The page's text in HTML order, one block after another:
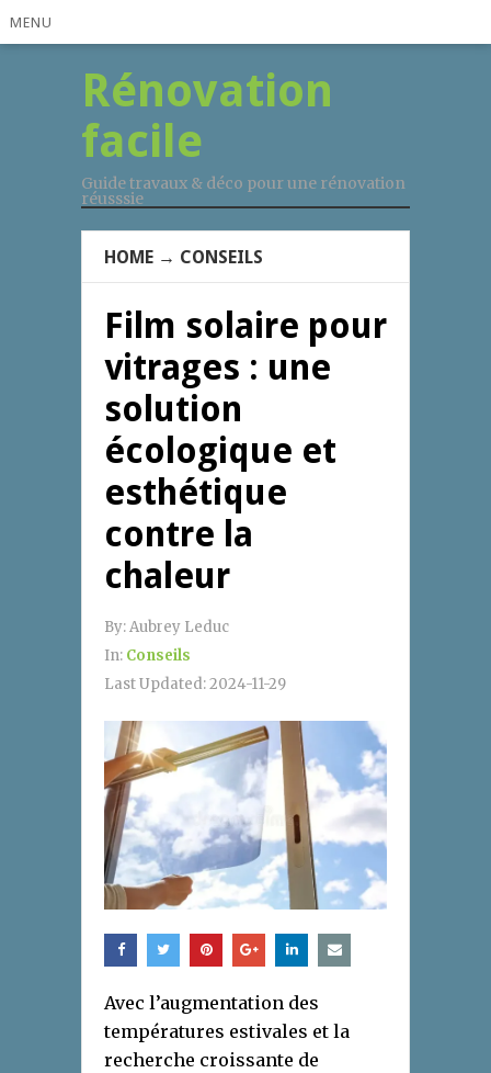
MENU
Rénovation
facile
Guide travaux & déco pour une rénovation
réusssie
HOME → CONSEILS
Film solaire pour
vitrages : une
solution
écologique et
esthétique
contre la
chaleur
By:Aubrey Leduc
In: Conseils
Last Updated:2024-11-29
Avec l’augmentation des
températures estivales et la
recherche croissante de